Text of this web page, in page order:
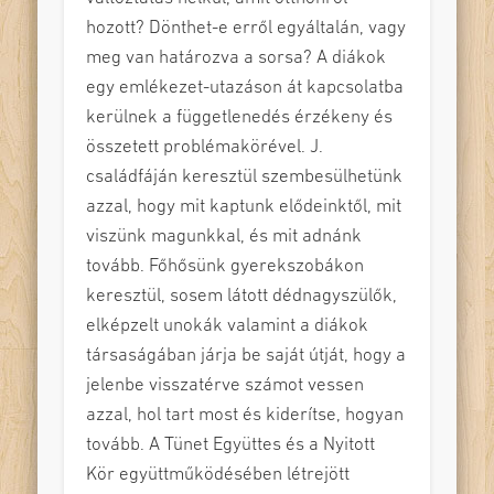
hozott? Dönthet-e erről egyáltalán, vagy
meg van határozva a sorsa? A diákok
egy emlékezet-utazáson át kapcsolatba
kerülnek a függetlenedés érzékeny és
összetett problémakörével. J.
családfáján keresztül szembesülhetünk
azzal, hogy mit kaptunk elődeinktől, mit
viszünk magunkkal, és mit adnánk
tovább. Főhősünk gyerekszobákon
keresztül, sosem látott dédnagyszülők,
elképzelt unokák valamint a diákok
társaságában járja be saját útját, hogy a
jelenbe visszatérve számot vessen
azzal, hol tart most és kiderítse, hogyan
tovább. A Tünet Együttes és a Nyitott
Kör együttműködésében létrejött